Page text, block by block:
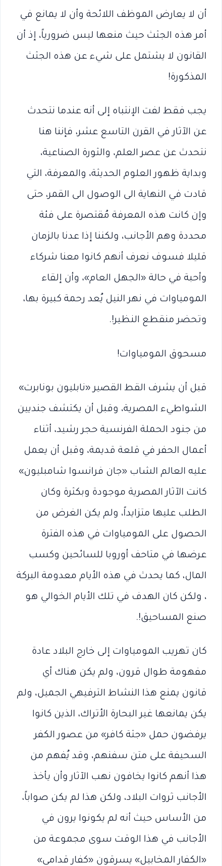
أن لا يعارض الموظف اللائحة وأن لا يمانع في
أمر هذه الجثث حيث منعها ليس ضرورياً، إذ أن
القانون لا يشتمل على شيء عن هذه الجثث
المذكورة!
يجب فقط لفت الإنتباه إلى أنه عندما نتحدث
عن الآثار في القرن التاسع عشر، فإننا هنا
نتحدث عن عصر العلم، والثورة الصناعية،
وبداية ظهور العلوم الحديثة، والمعرفة، التي
قادت في النهاية الى الوصول الى القمر، حتى
وإن كانت هذه المعرفة مُقتصرة على فئة
محددة وهم الأجانب، ولكننا إذا عدنا بالزمان
قليلا فسوف نعرف أنهم كانوا معنا شركاء
وأحبة في حالة «الجهل العام»، وأن إلقاء
المومياوات في نهر النيل يُعد رحمة كبيرة بها،
وتحضر منقطع النظير!.
مسحوق المومياوات!
قبل أن يشرف القط القصير «نابليون بونابرت»
الشواطيء المصرية، وقبل أن يكتشف جنديين
من جنود الحملة الفرنسية حجر رشيد، أثناء
أعمال الحفر في قلعة قديمة، وقبل أن يعمل
عليه العالم الشاب «جان فرانسوا شامبليون»
كانت الآثار المصرية موجودة وبكثرة وكان
الطلب عليها متزايداً، ولم يكن الغرض من
الحصول على المومياوات في هذه الفترة
عرضها في متاحف أوروبا للسائحين وكسب
المال، كما يحدث في هذه الأيام معدومة البركة
، ولكن كان الهدف في تلك الأيام الخوالي هو
صنع المساحيق!.
كان تهريب المومياوات إلى خارج البلاد عادة
مفهومة طوال قرون، ولم يكن هناك أي
قانون يمنع هذا النشاط الترفيهي الجميل، ولم
يكن يمانعها غير البحارة الأتراك، الذين كانوا
يرفضون حمل «جثة كافر» من عصور الكفر
السحيفة على متن سفنهم، وقد يُفهم من
هذا أنهم كانوا يخافون نهب الآثار وأن يأخذ
الأجانب ثروات البلاد، ولكن هذا لم يكن صواباً،
من الأساس حيث أنه لم يكونوا يرون في
الأجانب في هذا الوقت سوى مجموعة من
«الكفار المخابيل» يسرقون «كفار قدامى»